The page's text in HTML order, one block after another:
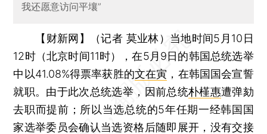
我还愿意访问平壤”
【财新网】（记者 莫业林） 当地时间5月10日
12时（北京时间11时），在5月9日的韩国总统选举
中以41.08%得票率获胜的文在寅 ，在韩国国会宣誓
就职。由于此次总统选举，因前总统朴槿惠遭弹劾
去职而提前；所以当选总统的5年任期一经韩国国
家选举委员会确认当选资格后随即展开，没有交接